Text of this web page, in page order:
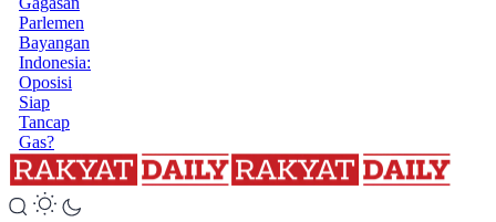
Parlemen
Bayangan
Indonesia:
Oposisi
Siap
Tancap
Gas?